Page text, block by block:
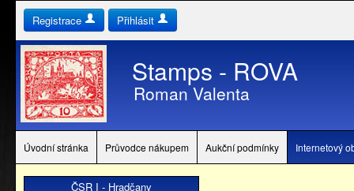
Registrace Přihlásit
Stamps - ROVA
Roman Valenta
Úvodní stránka Průvodce nákupem Aukční podmínky Internetový
ČSR I - Hradčany